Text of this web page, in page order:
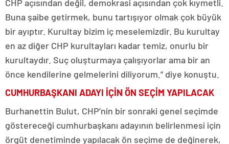
CHP açısından değil, demokrasi açısından çok kıymetli.
Buna şaibe getirmek, bunu tartışıyor olmak çok büyük
bir ayıptır. Kurultay bizim iç meselemizdir. Bu kurultay
en az diğer CHP kurultayları kadar temiz, onurlu bir
kurultaydır. Suç oluşturmaya çalışıyorlar ama bir an
önce kendilerine gelmelerini diliyorum.” diye konuştu.
CUMHURBAŞKANI ADAYI İÇİN ÖN SEÇİM YAPILACAK
Burhanettin Bulut, CHP’nin bir sonraki genel seçimde
göstereceği cumhurbaşkanı adayının belirlenmesi için
örgüt denetiminde yapılacak ön seçime de değinerek,